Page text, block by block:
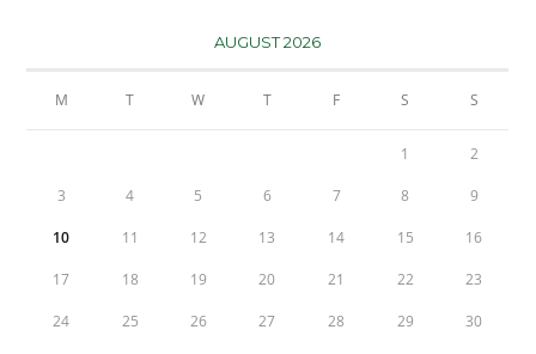
AUGUST 2026
M T W T F S S
1 2
3 4 5 6 7 8 9
10 11 12 13 14 15 16
17 18 19 20 21 22 23
24 25 26 27 28 29 30